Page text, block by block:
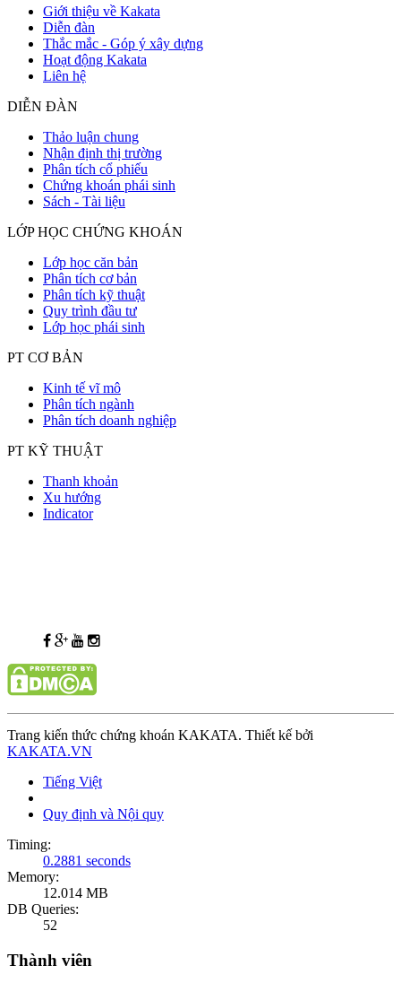
Giới thiệu về Kakata
Diễn đàn
Thắc mắc - Góp ý xây dựng
Hoạt động Kakata
Liên hệ
DIỄN ĐÀN
Thảo luận chung
Nhận định thị trường
Phân tích cổ phiếu
Chứng khoán phái sinh
Sách - Tài liệu
LỚP HỌC CHỨNG KHOÁN
Lớp học căn bản
Phân tích cơ bản
Phân tích kỹ thuật
Quy trình đầu tư
Lớp học phái sinh
PT CƠ BẢN
Kinh tế vĩ mô
Phân tích ngành
Phân tích doanh nghiệp
PT KỸ THUẬT
Thanh khoản
Xu hướng
Indicator
Trang kiến thức chứng khoán KAKATA. Thiết kế bởi
KAKATA.VN
Tiếng Việt
Quy định và Nội quy
Timing:
0.2881 seconds
Memory:
12.014 MB
DB Queries:
52
Thành viên